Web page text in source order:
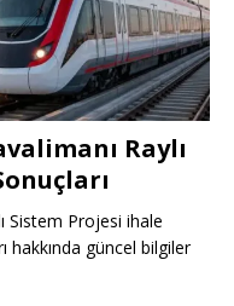
Raylı
Sistem Projesi ihale
hakkında güncel bilgiler